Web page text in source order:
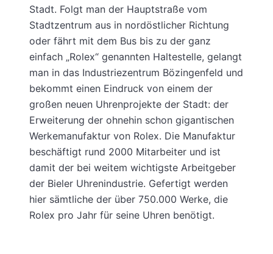
Stadt. Folgt man der Hauptstraße vom
Stadtzentrum aus in nordöstlicher Richtung
oder fährt mit dem Bus bis zu der ganz
einfach „Rolex“ genannten Haltestelle, gelangt
man in das Industriezentrum Bözingenfeld und
bekommt einen Eindruck von einem der
großen neuen Uhrenprojekte der Stadt: der
Erweiterung der ohnehin schon gigantischen
Werkemanufaktur von Rolex. Die Manufaktur
beschäftigt rund 2000 Mitarbeiter und ist
damit der bei weitem wichtigste Arbeitgeber
der Bieler Uhrenindustrie. Gefertigt werden
hier sämtliche der über 750.000 Werke, die
Rolex pro Jahr für seine Uhren benötigt.